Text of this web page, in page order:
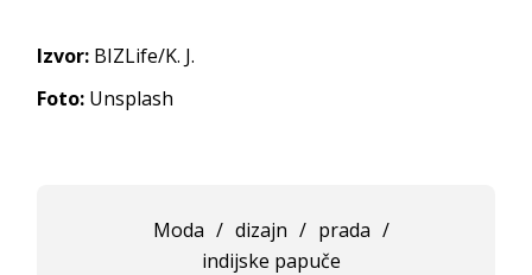
Izvor: BIZLife/K. J.
Foto: Unsplash
Moda / dizajn / prada /
indijske papuče